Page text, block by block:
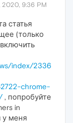
2020, 9:36 PM
статья
(только
index/2336
chrome-
, попробуйте
in
у меня